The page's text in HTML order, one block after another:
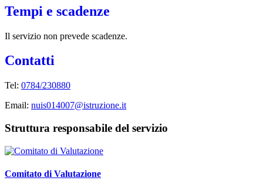
Tempi e scadenze
Il servizio non prevede scadenze.
Contatti
Tel: 0784/230880
Email: nuis014007@istruzione.it
Struttura responsabile del servizio
Comitato di Valutazione